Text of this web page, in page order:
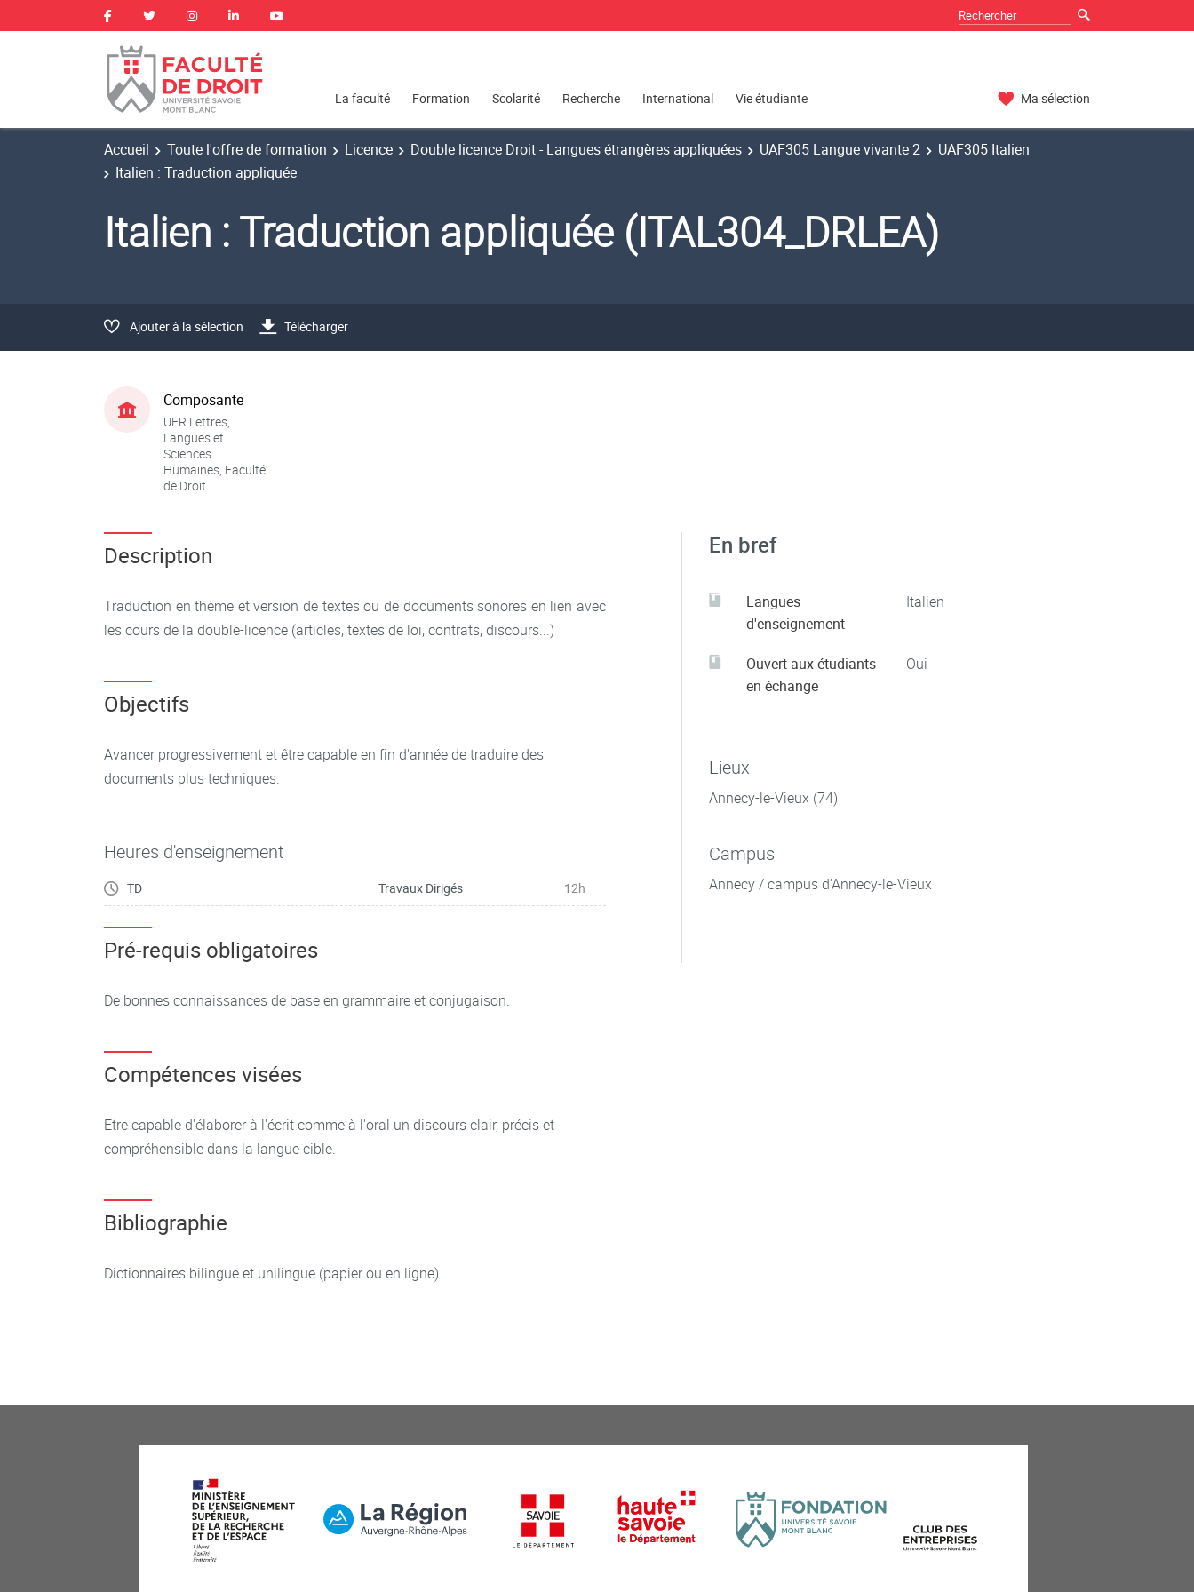
La faculté Formation Scolarité Recherche International Vie étudiante Ma sélection
Accueil Toute l'offre de formation Licence Double licence Droit - Langues étrangères appliquées UAF305 Langue vivante 2
UAF305 Italien
Italien : Traduction appliquée
Italien : Traduction appliquée (ITAL304_DRLEA)
Ajouter à la sélection Télécharger
Composante
UFR Lettres,
Langues et
Sciences
Humaines, Faculté
de Droit
Description
Traduction en thème et version de textes ou de documents sonores en lien avec
les cours de la double-licence (articles, textes de loi, contrats, discours...)
Objectifs
Avancer progressivement et être capable en fin d'année de traduire des
documents plus techniques.
Heures d'enseignement
TD Travaux Dirigés 12h
Pré-requis obligatoires
De bonnes connaissances de base en grammaire et conjugaison.
Compétences visées
Etre capable d'élaborer à l'écrit comme à l'oral un discours clair, précis et
compréhensible dans la langue cible.
Bibliographie
Dictionnaires bilingue et unilingue (papier ou en ligne).
En bref
Langues
d'enseignement
Italien
Ouvert aux étudiants
en échange
Oui
Lieux
Annecy-le-Vieux (74)
Campus
Annecy / campus d'Annecy-le-Vieux